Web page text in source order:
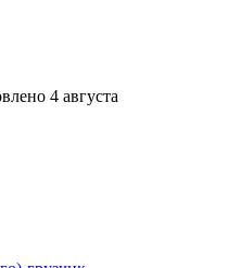
4 августа